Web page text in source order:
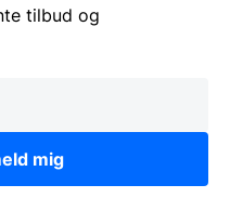
tilbud og
mig